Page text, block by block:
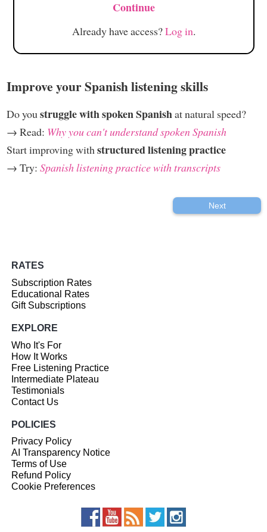
Continue
Already have access?Log in.
Improve your Spanish listening skills
Do you struggle with spoken Spanishat natural speed?
→ Read: Why you can't understand spoken Spanish
Start improving with structured listening practice
→ Try: Spanish listening practice with transcripts
Next
RATES
Subscription Rates
Educational Rates
Gift Subscriptions
EXPLORE
Who It's For
How It Works
Free Listening Practice
Intermediate Plateau
Testimonials
Contact Us
POLICIES
Privacy Policy
AI Transparency Notice
Terms of Use
Refund Policy
Cookie Preferences